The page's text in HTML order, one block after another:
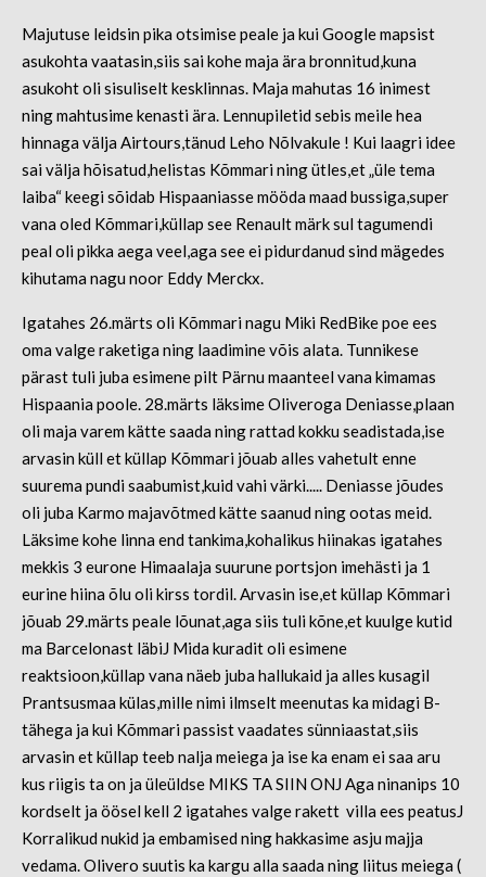
Majutuse leidsin pika otsimise peale ja kui Google mapsist
asukohta vaatasin,siis sai kohe maja ära bronnitud,kuna
asukoht oli sisuliselt kesklinnas. Maja mahutas 16 inimest
ning mahtusime kenasti ära. Lennupiletid sebis meile hea
hinnaga välja Airtours,tänud Leho Nõlvakule ! Kui laagri idee
sai välja hõisatud,helistas Kõmmari ning ütles,et „üle tema
laiba“ keegi sõidab Hispaaniasse mööda maad bussiga,super
vana oled Kõmmari,küllap see Renault märk sul tagumendi
peal oli pikka aega veel,aga see ei pidurdanud sind mägedes
kihutama nagu noor Eddy Merckx.
Igatahes 26.märts oli Kõmmari nagu Miki RedBike poe ees
oma valge raketiga ning laadimine võis alata. Tunnikese
pärast tuli juba esimene pilt Pärnu maanteel vana kimamas
Hispaania poole. 28.märts läksime Oliveroga Deniasse,plaan
oli maja varem kätte saada ning rattad kokku seadistada,ise
arvasin küll et küllap Kõmmari jõuab alles vahetult enne
suurema pundi saabumist,kuid vahi värki..... Deniasse jõudes
oli juba Karmo majavõtmed kätte saanud ning ootas meid.
Läksime kohe linna end tankima,kohalikus hiinakas igatahes
mekkis 3 eurone Himaalaja suurune portsjon imehästi ja 1
eurine hiina õlu oli kirss tordil. Arvasin ise,et küllap Kõmmari
jõuab 29.märts peale lõunat,aga siis tuli kõne,et kuulge kutid
ma Barcelonast läbiJ Mida kuradit oli esimene
reaktsioon,küllap vana näeb juba hallukaid ja alles kusagil
Prantsusmaa külas,mille nimi ilmselt meenutas ka midagi B-
tähega ja kui Kõmmari passist vaadates sünniaastat,siis
arvasin et küllap teeb nalja meiega ja ise ka enam ei saa aru
kus riigis ta on ja üleüldse MIKS TA SIIN ONJ Aga ninanips 10
kordselt ja öösel kell 2 igatahes valge rakett villa ees peatusJ
Korralikud nukid ja embamised ning hakkasime asju majja
vedama. Olivero suutis ka kargu alla saada ning liitus meiega (